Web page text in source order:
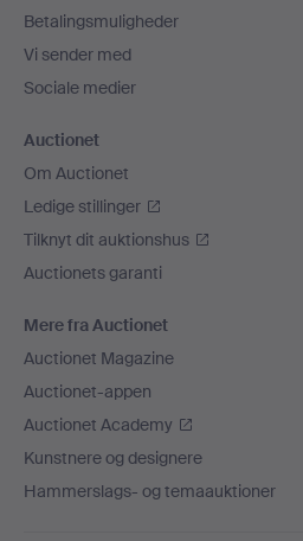
Betalingsmuligheder
Vi sender med
Sociale medier
Auctionet
Om Auctionet
Ledige stillinger
Tilknyt dit auktionshus
Auctionets garanti
Mere fra Auctionet
Auctionet Magazine
Auctionet-appen
Auctionet Academy
Kunstnere og designere
Hammerslags- og temaauktioner